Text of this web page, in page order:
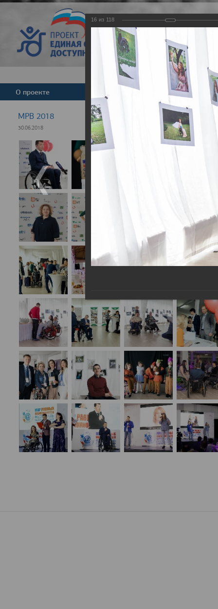
Версия для
О проекте Новости
МРВ 2018
30.06.2018
16 из 118